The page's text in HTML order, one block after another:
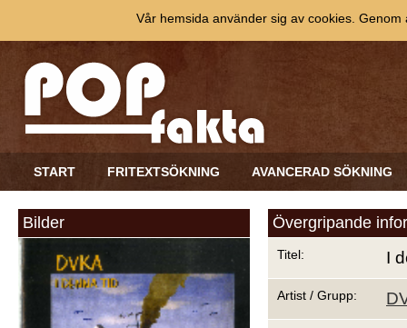
START FRITEXTSÖKNING AVANCERAD SÖKNING
Bilder Övergripande
Titel: I
Artist / Grupp:
Vår hemsida använder sig av cookies.